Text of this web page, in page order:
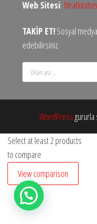
Web Sitesi:
TAKİP ET!Sosyal
edebilirsiniz.
Products
search
WordPressgururla
Select at least 2 products
to compare
View comparison